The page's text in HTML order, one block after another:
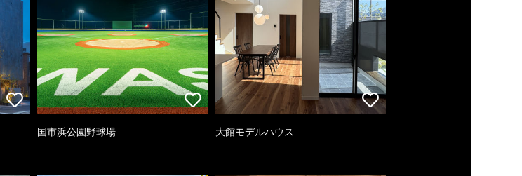
国市浜公園野球場 大館モデルハウス